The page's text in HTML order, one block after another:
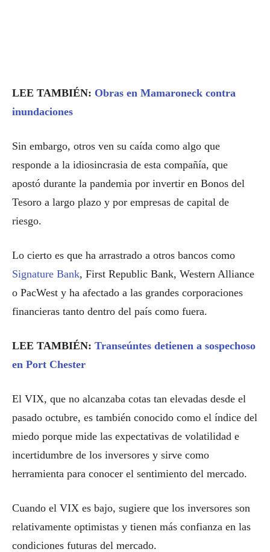
LEE TAMBIÉN: Obras en Mamaroneck contra
inundaciones
Sin embargo, otros ven su caída como algo que
responde a la idiosincrasia de esta compañía, que
apostó durante la pandemia por invertir en Bonos del
Tesoro a largo plazo y por empresas de capital de
riesgo.
Lo cierto es que ha arrastrado a otros bancos como
Signature Bank, First Republic Bank, Western Alliance
o PacWest y ha afectado a las grandes corporaciones
financieras tanto dentro del país como fuera.
LEE TAMBIÉN: Transeúntes detienen a sospechoso
en Port Chester
El VIX, que no alcanzaba cotas tan elevadas desde el
pasado octubre, es también conocido como el índice del
miedo porque mide las expectativas de volatilidad e
incertidumbre de los inversores y sirve como
herramienta para conocer el sentimiento del mercado.
Cuando el VIX es bajo, sugiere que los inversores son
relativamente optimistas y tienen más confianza en las
condiciones futuras del mercado.